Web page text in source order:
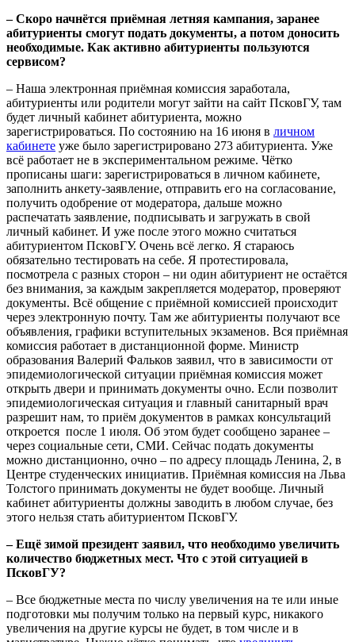
–Скоро начнётся приёмная летняя кампания, заранее
абитуриенты смогут подать документы, а потом доносить
необходимые. Как активно абитуриенты пользуются
сервисом?
– Наша электронная приёмная комиссия заработала,
абитуриенты или родители могут зайти на сайт ПсковГУ, там
будет личный кабинет абитуриента, можно
зарегистрироваться. По состоянию на 16 июня в личном
кабинете уже было зарегистрировано 273 абитуриента. Уже
всё работает не в экспериментальном режиме. Чётко
прописаны шаги: зарегистрироваться в личном кабинете,
заполнить анкету-заявление, отправить его на согласование,
получить одобрение от модератора, дальше можно
распечатать заявление, подписывать и загружать в свой
личный кабинет. И уже после этого можно считаться
абитуриентом ПсковГУ. Очень всё легко. Я стараюсь
обязательно тестировать на себе. Я протестировала,
посмотрела с разных сторон – ни один абитуриент не остаётся
без внимания, за каждым закрепляется модератор, проверяют
документы. Всё общение с приёмной комиссией происходит
через электронную почту. Там же абитуриенты получают все
объявления, графики вступительных экзаменов. Вся приёмная
комиссия работает в дистанционной форме. Министр
образования Валерий Фальков заявил, что в зависимости от
эпидемиологической ситуации приёмная комиссия может
открыть двери и принимать документы очно. Если позволит
эпидемиологическая ситуация и главный санитарный врач
разрешит нам, то приём документов в рамках консультаций
откроется после 1 июля. Об этом будет сообщено заранее –
через социальные сети, СМИ. Сейчас подать документы
можно дистанционно, очно – по адресу площадь Ленина, 2, в
Центре студенческих инициатив. Приёмная комиссия на Льва
Толстого принимать документы не будет вообще. Личный
кабинет абитуриенты должны заводить в любом случае, без
этого нельзя стать абитуриентом ПсковГУ.
–Ещё зимой президент заявил, что необходимо увеличить
количество бюджетных мест. Что с этой ситуацией в
ПсковГУ?
– Все бюджетные места по числу увеличения на те или иные
подготовки мы получим только на первый курс, никакого
увеличения на другие курсы не будет, в том числе и в